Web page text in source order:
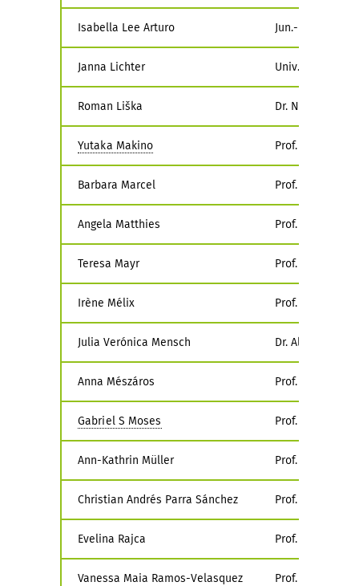
Isabella Lee Arturo Jun.-Prof. Dr.
Janna Lichter Univ.-Prof.
Roman Liška Dr. Nina
Yutaka Makino Prof. Dr.
Barbara Marcel Prof. Dr.
Angela Matthies Prof. Dr.
Teresa Mayr Prof. Dr.
Irène Mélix Prof. Dr.
Julia Verónica Mensch Dr. Alexandra
Anna Mészáros Prof. Dr. Jasper
Gabriel S Moses Prof. Dr. Timon
Ann-Kathrin Müller Prof. Dr.
Christian Andrés Parra Sánchez Prof. Dr.
Evelina Rajca Prof. Dr.
Vanessa Maia Ramos-Velasquez Prof. Dr. Julia